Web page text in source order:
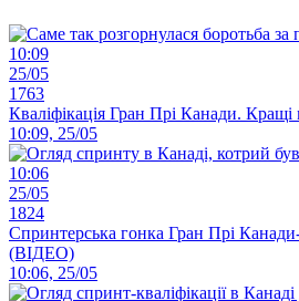
10:09
25/05
1763
Кваліфікація Гран Прі Канади.
10:09, 25/05
10:06
25/05
1824
Спринтерська гонка Гран Прі
(ВІДЕО)
10:06, 25/05